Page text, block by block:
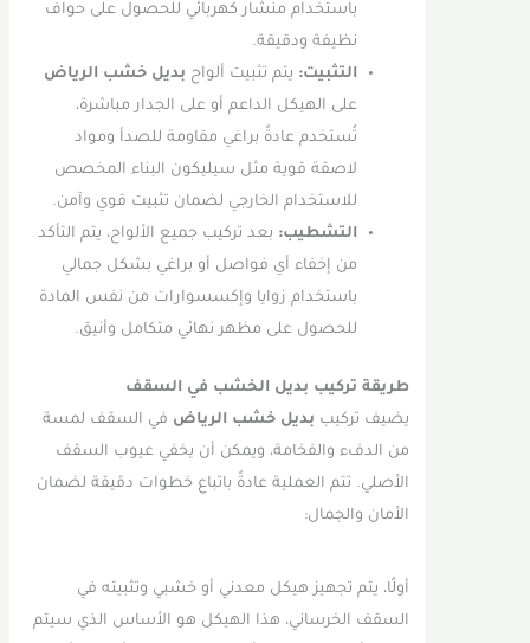
باستخدام منشار كهربائي للحصول على حواف
نظيفة ودقيقة.
التثبيت:يتم تثبيت ألواحبديل خشب الرياض
على الهيكل الداعم أو على الجدار مباشرة،
تُستخدم عادةً براغي مقاومة للصدأ ومواد
لاصقة قوية مثل سيليكون البناء المخصص
للاستخدام الخارجي لضمان تثبيت قوي وآمن.
التشطيب:بعد تركيب جميع الألواح، يتم التأكد
من إخفاء أي فواصل أو براغي بشكل جمالي
باستخدام زوايا وإكسسوارات من نفس المادة
للحصول على مظهر نهائي متكامل وأنيق.
طريقة تركيب بديل الخشب في السقف
يضيف تركيببديل خشب الرياض في السقف لمسة
من الدفء والفخامة، ويمكن أن يخفي عيوب السقف
الأصلي. تتم العملية عادةً باتباع خطوات دقيقة لضمان
الأمان والجمال:
أولًا، يتم تجهيز هيكل معدني أو خشبي وتثبيته في
السقف الخرساني، هذا الهيكل هو الأساس الذي سيتم